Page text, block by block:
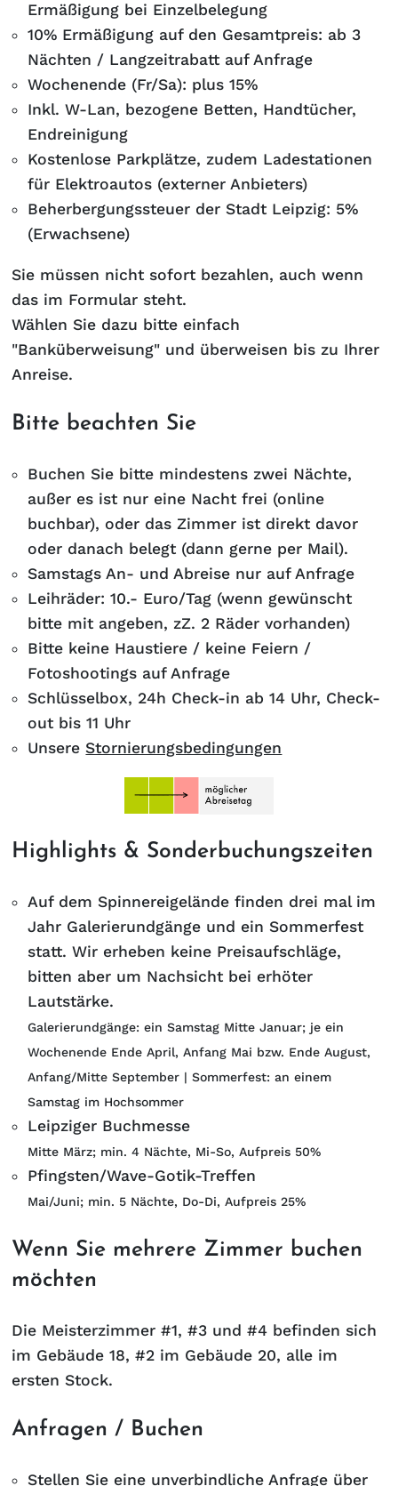
Ermäßigung bei Einzelbelegung
10% Ermäßigung auf den Gesamtpreis: ab 3
Nächten / Langzeitrabatt auf Anfrage
Wochenende (Fr/Sa): plus 15%
Inkl. W-Lan, bezogene Betten, Handtücher,
Endreinigung
Kostenlose Parkplätze, zudem Ladestationen
für Elektroautos (externer Anbieters)
Beherbergungssteuer der Stadt Leipzig: 5%
(Erwachsene)
Sie müssen nicht sofort bezahlen, auch wenn
das im Formular steht.
Wählen Sie dazu bitte einfach
"Banküberweisung" und überweisen bis zu Ihrer
Anreise.
Bitte beachten Sie
Buchen Sie bitte mindestens zwei Nächte,
außer es ist nur eine Nacht frei (online
buchbar), oder das Zimmer ist direkt davor
oder danach belegt (dann gerne per Mail).
Samstags An- und Abreise nur auf Anfrage
Leihräder: 10.- Euro/Tag (wenn gewünscht
bitte mit angeben, zZ. 2 Räder vorhanden)
Bitte keine Haustiere / keine Feiern /
Fotoshootings auf Anfrage
Schlüsselbox, 24h Check-in ab 14 Uhr, Check-
out bis 11 Uhr
UnsereStornierungsbedingungen
Highlights & Sonderbuchungszeiten
Auf dem Spinnereigelände finden drei mal im
Jahr Galerierundgänge und ein Sommerfest
statt. Wir erheben keine Preisaufschläge,
bitten aber um Nachsicht bei erhöter
Lautstärke.
Galerierundgänge: ein Samstag Mitte Januar; je ein
Wochenende Ende April, Anfang Mai bzw. Ende August,
Anfang/Mitte September | Sommerfest: an einem
Samstag im Hochsommer
Leipziger Buchmesse
Mitte März; min. 4 Nächte, Mi-So, Aufpreis 50%
Pfingsten/Wave-Gotik-Treffen
Mai/Juni; min. 5 Nächte, Do-Di, Aufpreis 25%
Wenn Sie mehrere Zimmer buchen
möchten
Die Meisterzimmer #1, #3 und #4 befinden sich
im Gebäude 18, #2 im Gebäude 20, alle im
ersten Stock.
Anfragen / Buchen
Stellen Sie eine unverbindliche Anfrage über